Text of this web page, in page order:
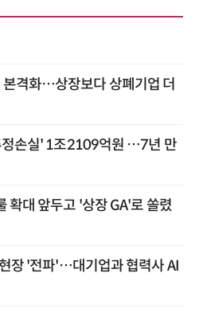
격화…상장보다 상폐기업 더
정손실' 1조2109억원 …7년 만
확대 앞두고 '상장 GA'로 쏠렸
장 '전파'…대기업과 협력사 AI